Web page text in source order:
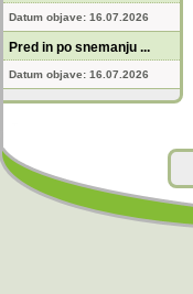
Datum objave: 16.07.2026
Pred in po snemanju ...
Datum objave: 16.07.2026